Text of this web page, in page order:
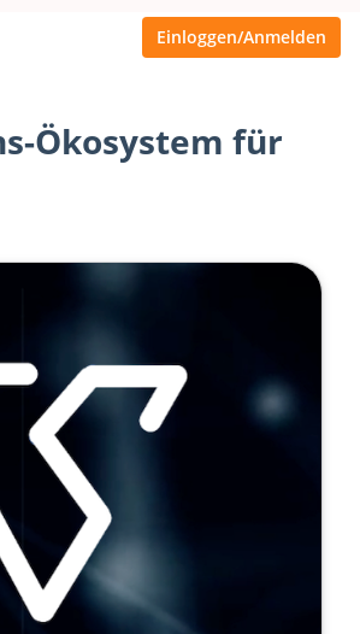
Einloggen/Anmelden
Ökosystem für